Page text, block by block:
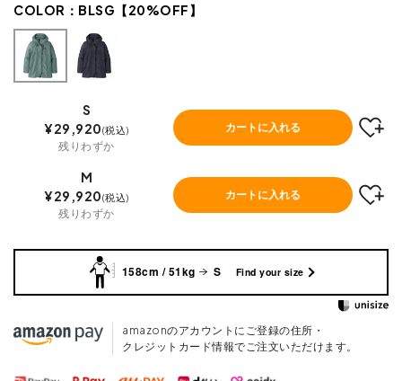
COLOR： BLSG【20%OFF】
S
¥29,920 税込
残りわずか
カートに入れる
M
¥29,920 税込
残りわずか
カートに入れる
158cm / 51kg S Find your size
amazonのアカウントにご登録の住所・
クレジットカード情報でご注文いただけます。